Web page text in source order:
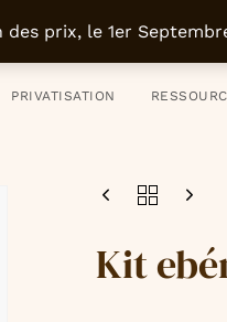
prix, le 1er 01 43 46 35
PRIVATISATION
Kit